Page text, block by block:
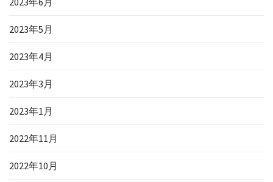
2023年5月
2023年4月
2023年3月
2023年1月
2022年11月
2022年10月